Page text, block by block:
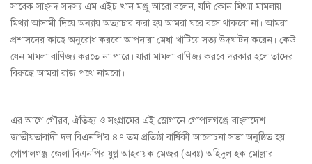
সাবেক সাংসদ সদস্য এম এইচ খান মঞ্জু আরো বলেন, যদি কোন মিথ্যা মামলায়
মিথ্যা আসামী দিয়ে অন্যায় অত্যাচার করা হয় আমরা ঘরে বসে থাকবো না। আমরা
প্রশাসনের কাছে অনুরোধ করবো আপনারা মেধা খাটিয়ে সত্য উদঘাটন করেন। কেউ
যেন মামলা বাণিজ্য করতে না পারে। যারা মামলা বাণিজ্য করবে দরকার হলে তাদের
বিরুদ্ধে আমরা রাজ পথে নামবো।
এর আগে গৌরব, ঐতিহ্য ও সংগ্রামের এই স্লোগানে গোপালগঞ্জে বাংলাদেশ
জাতীয়তাবাদী দল বিএনপি'র ৪৭ তম প্রতিষ্ঠা বার্ষিকী আলোচনা সভা অনুষ্ঠিত হয়।
গোপালগঞ্জ জেলা বিএনপির যুগ্ন আহবায়ক মেজর (অবঃ) অহিদুল হক মোল্লার